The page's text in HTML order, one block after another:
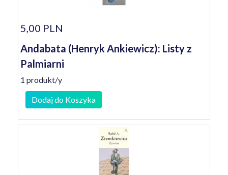
5,00 PLN
Andabata (Henryk Ankiewicz): Listy z
Palmiarni
1 produkt/y
Dodaj do Koszyka